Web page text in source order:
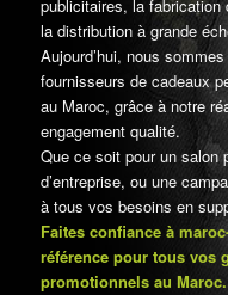
publicitaires, la fabrication
la distribution à grande
Aujourd’hui, nous
fournisseurs de cadeaux
au Maroc, grâce à notre
engagement qualité.
Que ce soit pour un salon
d’entreprise, ou une
à tous vos besoins en
Faites confiance à
référence pour tous vos
promotionnels au Maroc.